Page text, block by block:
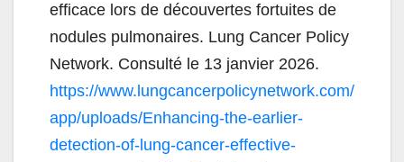
efficace lors de découvertes fortuites de
nodules pulmonaires. Lung Cancer Policy
Network. Consulté le 13 janvier 2026.
https://www.lungcancerpolicynetwork.com/
app/uploads/Enhancing-the-earlier-
detection-of-lung-cancer-effective-